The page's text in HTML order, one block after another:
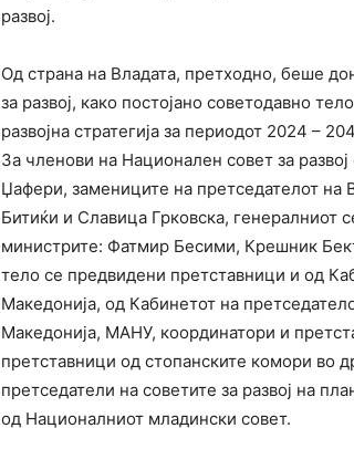
развој.
Од страна на Владата, претходно, беше
за развој, како постојано советодавно
развојна стратегија за периодот 2024 –
За членови на Национален совет за
Џафери, замениците на претседателот на
Битиќи и Славица Грковска, генералниот
министрите: Фатмир Бесими, Крешник
тело се предвидени претставници и од
Македонија, од Кабинетот на
Македонија, МАНУ, координатори и
претставници од стопанските комори во
претседатели на советите за развој на
од Националниот младински совет.